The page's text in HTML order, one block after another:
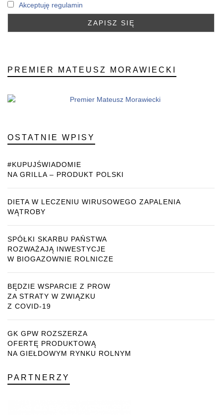
Akceptuję regulamin
PREMIER MATEUSZ MORAWIECKI
OSTATNIE WPISY
#KUPUJŚWIADOMIE
NA GRILLA – PRODUKT POLSKI
DIETA W LECZENIU WIRUSOWEGO ZAPALENIA
WĄTROBY
SPÓŁKI SKARBU PAŃSTWA
ROZWAŻAJĄ INWESTYCJE
W BIOGAZOWNIE ROLNICZE
BĘDZIE WSPARCIE Z PROW
ZA STRATY W ZWIĄZKU
Z COVID-19
GK GPW ROZSZERZA
OFERTĘ PRODUKTOWĄ
NA GIEŁDOWYM RYNKU ROLNYM
PARTNERZY